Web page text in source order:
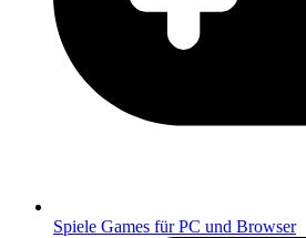
Spiele Games für PC und Browser